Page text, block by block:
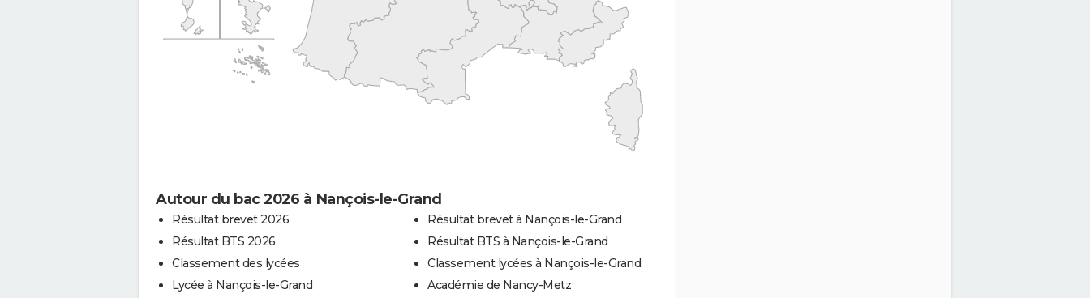
Autour du bac 2026 à Nançois-le-Grand
Résultat brevet 2026
Résultat BTS 2026
Classement des lycées
Lycée à Nançois-le-Grand
Résultat brevet à Nançois-le-Grand
Résultat BTS à Nançois-le-Grand
Classement lycées à Nançois-le-Grand
Académie de Nancy-Metz